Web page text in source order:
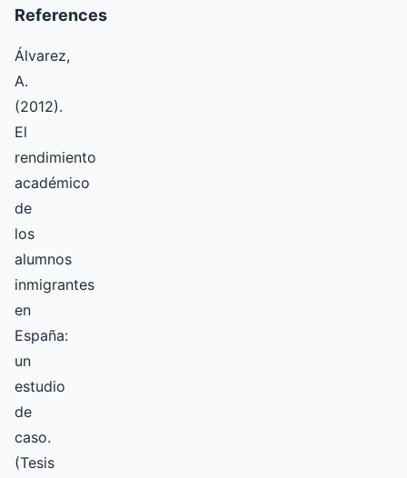
References
Álvarez,
A.
(2012).
El
rendimiento
académico
de
los
alumnos
inmigrantes
en
España:
un
estudio
de
caso.
(Tesis